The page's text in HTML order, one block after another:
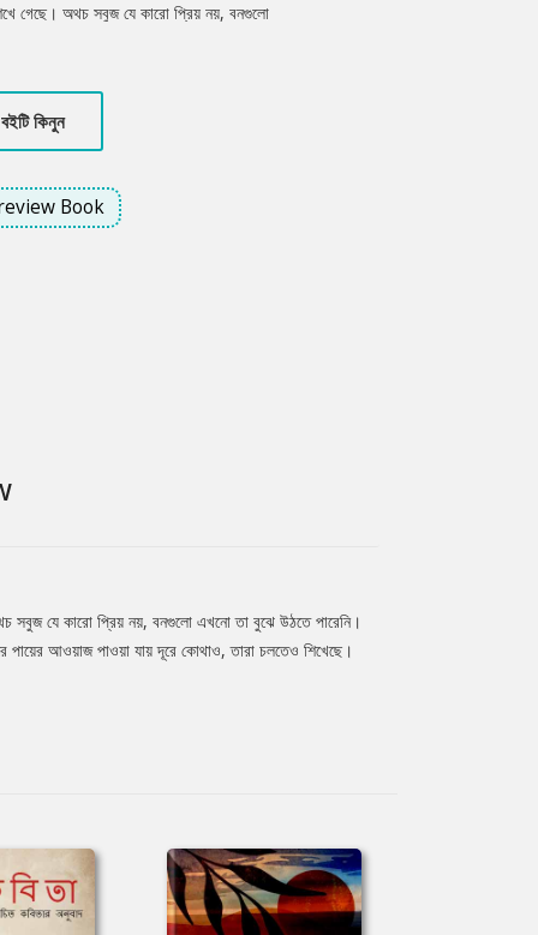
গেছে। অথচ সবুজ যে কারো প্রিয় নয়, বনগুলো
সখ্যতা, আলোর ওমে সবুজের যে নিটুট
চলতেও শিখেছে। কিন্তু ভুলে গেছে শুধু অরণ্যের
কবিতায় তা প্রকাশ পেয়েছে।
বইটি কিনুন
Book
সবুজ যে কারো প্রিয় নয়, বনগুলো এখনো তা বুঝে উঠতে পারেনি।
আওয়াজ পাওয়া যায় দূরে কোথাও, তারা চলতেও শিখেছে।